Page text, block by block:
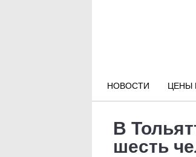
НОВОСТИ ЦЕНЫ
В
шесть